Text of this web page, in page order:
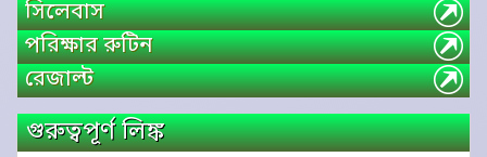
সিলেবাস
পরিক্ষার রুটিন
রেজাল্ট
গুরুত্বপূর্ণ লিঙ্ক